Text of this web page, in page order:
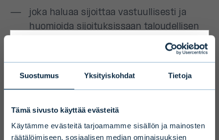
Suostumus Yksityiskohdat Tietoja
Tämä sivusto käyttää evästeitä
Käytämme evästeitä tarjoamamme sisällön ja mainosten
räätälöimiseen, sosiaalisen median ominaisuuksien
Primary
Disclaimer
To ensure we serve you with the most
relevant information please select your